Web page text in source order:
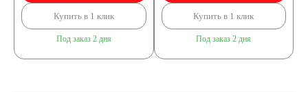
Купить в 1 клик
Под заказ 2 дня
Купить в 1 клик
Под заказ 2 дня